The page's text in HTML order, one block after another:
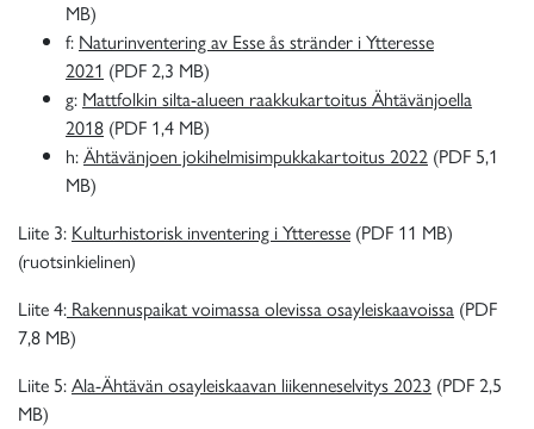
MB)
f: Naturinventering av Esse ås stränder i Ytteresse
2021 (PDF 2,3 MB)
g: Mattfolkin silta-alueen raakkukartoitus Ähtävänjoella
2018 (PDF 1,4 MB)
h:Ähtävänjoen jokihelmisimpukkakartoitus 2022 (PDF 5,1
MB)
Liite 3: Kulturhistorisk inventering i Ytteresse (PDF 11 MB)
(ruotsinkielinen)
Liite 4: Rakennuspaikat voimassa olevissa osayleiskaavoissa (PDF
7,8 MB)
Liite 5:Ala-Ähtävän osayleiskaavan liikenneselvitys 2023 (PDF 2,5
MB)